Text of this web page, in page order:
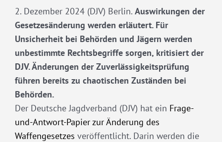
2. Dezember 2024 (DJV) Berlin. Auswirkungen der
Gesetzesänderung werden erläutert. Für
Unsicherheit bei Behörden und Jägern werden
unbestimmte Rechtsbegriffe sorgen, kritisiert der
DJV. Änderungen der Zuverlässigkeitsprüfung
führen bereits zu chaotischen Zuständen bei
Behörden.
Der Deutsche Jagdverband (DJV) hat ein Frage-
und-Antwort-Papier zur Änderung des
Waffengesetzes veröffentlicht. Darin werden die